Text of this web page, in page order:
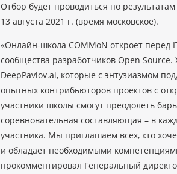
Отбор будет проводиться по
13 августа 2021 г. (время московское).
«Онлайн-школа COMMoN откроет перед
сообщества разработчиков Open
DeepPavlov.ai, которые с энтузиазмом
опытных контрибьюторов проектов с
участники школы смогут преодолеть
соревновательная составляющая – в
участника. Мы приглашаем всех, кто
и обладает необходимыми
прокомментировал Генеральный